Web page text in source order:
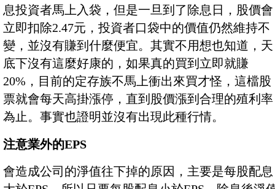
息投資者馬上入袋，但是一旦到了除息日，股價會
立即扣除2.47元，投資者口袋中的價值仍然維持不
變，並沒有賺到什麼便宜。其實不用想也知道，天
底下沒有這麼好康的，如果真的買到立即就賺
20%，目前的定存族不馬上衝出來買才怪，這檔股
票就會每天高掛漲停，直到股價漲到合理的殖利率
為止。事實也證明並沒有出現此種行情。
注意業外的EPS
會造成公司的淨值往下掉的原因，主要是每股配息